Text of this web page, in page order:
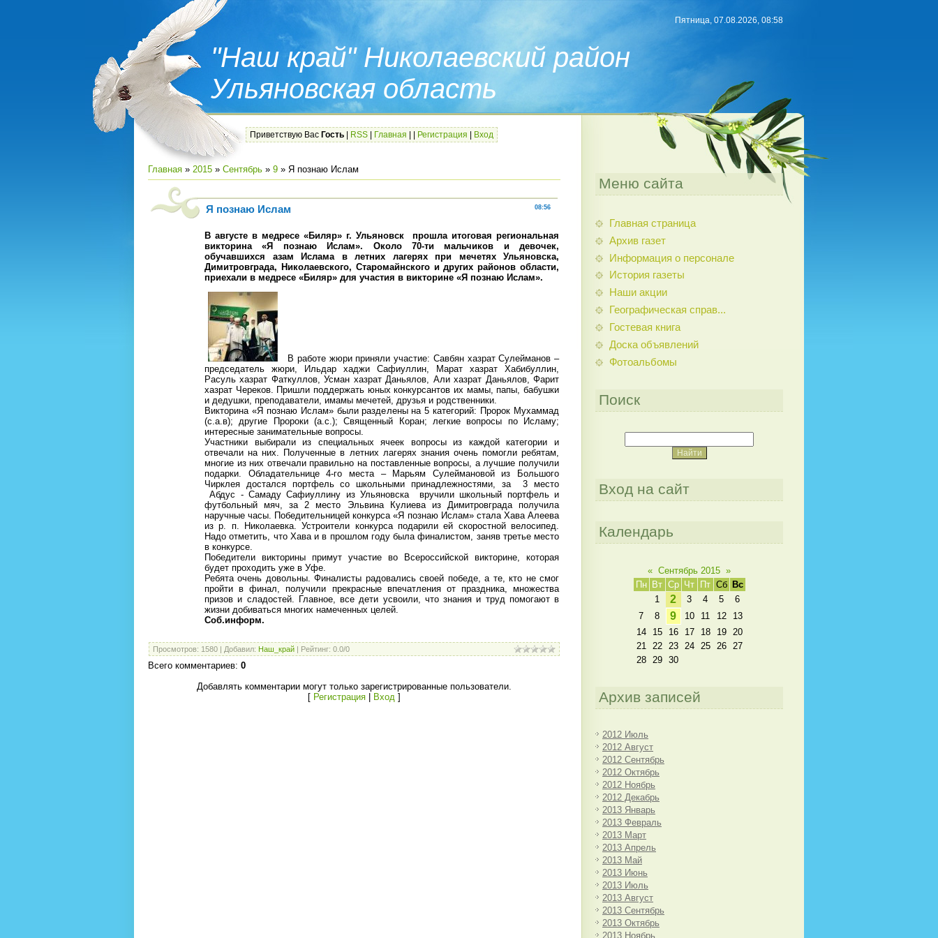
"Наш край" Николаевский район
Ульяновская область
Пятница, 07.08.2026, 08:58
Приветствую Вас Гость RSS Главная Регистрация Вход
Главная » 2015 » Сентябрь » 9 » Я познаю Ислам
08:56
Я познаю Ислам
В августе в медресе «Биляр» г. Ульяновск прошла итоговая региональная
викторина «Я познаю Ислам». Около 70-ти мальчиков и девочек,
обучавшихся азам Ислама в летних лагерях при мечетях Ульяновска,
Димитровграда, Николаевского, Старомайнского и других районов области,
приехали в медресе «Биляр» для участия в викторине «Я познаю Ислам».
В работе жюри приняли участие: Савбян хазрат Сулейманов –
председатель жюри, Ильдар хаджи Сафиуллин, Марат хазрат Хабибуллин,
Расуль хазрат Фаткуллов, Усман хазрат Даньялов, Али хазрат Даньялов, Фарит
хазрат Череков. Пришли поддержать юных конкурсантов их мамы, папы, бабушки
и дедушки, преподаватели, имамы мечетей, друзья и родственники.
Викторина «Я познаю Ислам» были разделены на 5 категорий: Пророк Мухаммад
(с.а.в); другие Пророки (а.с.); Священный Коран; легкие вопросы по Исламу;
интересные занимательные вопросы.
Участники выбирали из специальных ячеек вопросы из каждой категории и
отвечали на них. Полученные в летних лагерях знания очень помогли ребятам,
многие из них отвечали правильно на поставленные вопросы, а лучшие получили
подарки. Обладательнице 4-го места – Марьям Сулеймановой из Большого
Чирклея достался портфель со школьными принадлежностями, за 3 место
Абдус - Самаду Сафиуллину из Ульяновска вручили школьный портфель и
футбольный мяч, за 2 место Эльвина Кулиева из Димитровграда получила
наручные часы. Победительницей конкурса «Я познаю Ислам» стала Хава Алеева
из р. п. Николаевка. Устроители конкурса подарили ей скоростной велосипед.
Надо отметить, что Хава и в прошлом году была финалистом, заняв третье место
в конкурсе.
Победители викторины примут участие во Всероссийской викторине, которая
будет проходить уже в Уфе.
Ребята очень довольны. Финалисты радовались своей победе, а те, кто не смог
пройти в финал, получили прекрасные впечатления от праздника, множества
призов и сладостей. Главное, все дети усвоили, что знания и труд помогают в
жизни добиваться многих намеченных целей.
Соб.информ.
Просмотров: 1580 Добавил: Наш_край Рейтинг: 0.0/0
Всего комментариев: 0
Добавлять комментарии могут только зарегистрированные пользователи.
[ Регистрация Вход ]
Меню сайта
Главная страница
Архив газет
Информация о персонале
История газеты
Наши акции
Географическая справ...
Гостевая книга
Доска объявлений
Фотоальбомы
Поиск
Вход на сайт
Календарь
« Сентябрь 2015 »
Пн
Вт Ср Чт Пт Сб
Вс
1
2 3 4 5
6
7
8 9 10 11 12
13
14
15 16 17 18 19
20
21
22 23 24 25 26
27
28
29 30
Архив записей
2012 Июль
2012 Август
2012 Сентябрь
2012 Октябрь
2012 Ноябрь
2012 Декабрь
2013 Январь
2013 Февраль
2013 Март
2013 Апрель
2013 Май
2013 Июнь
2013 Июль
2013 Август
2013 Сентябрь
2013 Октябрь
2013 Ноябрь